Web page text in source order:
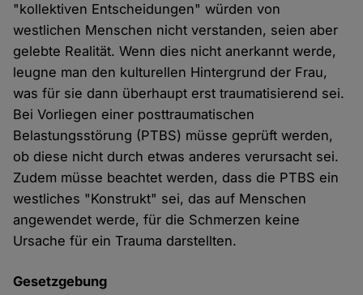
"kollektiven Entscheidungen" würden von
westlichen Menschen nicht verstanden, seien aber
gelebte Realität. Wenn dies nicht anerkannt werde,
leugne man den kulturellen Hintergrund der Frau,
was für sie dann überhaupt erst traumatisierend sei.
Bei Vorliegen einer posttraumatischen
Belastungsstörung (PTBS) müsse geprüft werden,
ob diese nicht durch etwas anderes verursacht sei.
Zudem müsse beachtet werden, dass die PTBS ein
westliches "Konstrukt" sei, das auf Menschen
angewendet werde, für die Schmerzen keine
Ursache für ein Trauma darstellten.
Gesetzgebung